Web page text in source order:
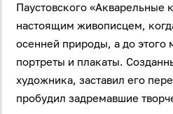
Паустовского «Акварельные
настоящим живописцем,
осенней природы, а до этого
портреты и плакаты.
художника, заставил его
пробудил задремавшие